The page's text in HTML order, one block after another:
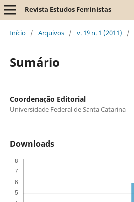
Revista Estudos Feministas
Início / Arquivos / v. 19 n. 1 (2011) /
Sumário
Coordenação Editorial
Universidade Federal de Santa Catarina
Downloads